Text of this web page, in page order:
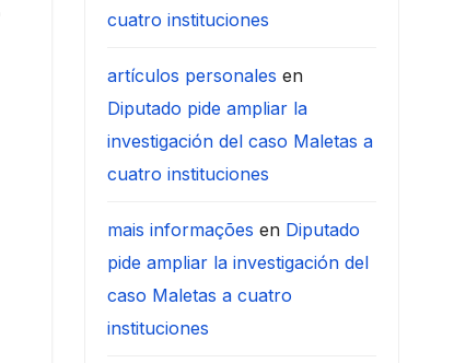
cuatro instituciones
artículos personales en
Diputado pide ampliar la
investigación del caso Maletas a
cuatro instituciones
mais informações en Diputado
pide ampliar la investigación del
caso Maletas a cuatro
instituciones